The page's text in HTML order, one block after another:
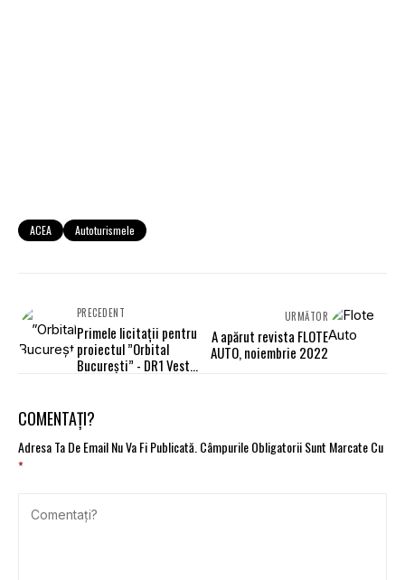
ACEA Autoturismele
PRECEDENT
Primele licitații pentru
proiectul ”Orbital
București” - DR1 Vest
URMĂTOR
A apărut revista FLOTE
AUTO, noiembrie 2022
COMENTAȚI?
Adresa Ta De Email Nu Va Fi Publicată.Câmpurile Obligatorii Sunt Marcate Cu
*